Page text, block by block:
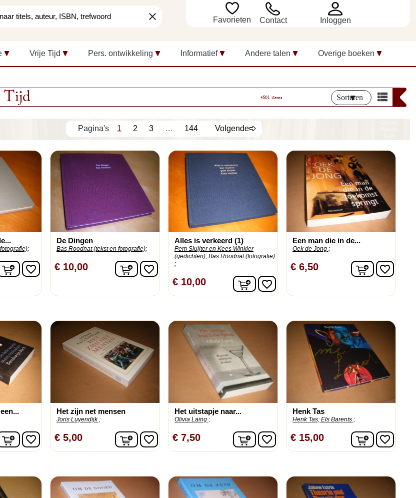
clear Favorieten Contact Inloggen
Vrije Tijd Pers. ontwikkeling Informatief Andere talen Overige boeken
Tijd 4601 items Sorteren
1 2 3 … 144 Volgende
In winkelwagen
favorite_border
De Dingen
Bas Roodnat (tekst en fotografie);
€ 10,00 In winkelwagen
favorite_border
Alles is verkeerd (1)
Pem Sluijter en Kees Winkler
(gedichten), Bas Roodnat (fotografie)
;
€ 10,00 In winkelwagen
favorite_border
Een man die in de...
Oek de Jong ;
€ 6,50 Infavorite_border
In winkelwagen
favorite_border
Het zijn net mensen
Joris Luyendijk ;
€ 5,00 In winkelwagen
favorite_border
Het uitstapje naar...
Olivia Laing ;
€ 7,50 In winkelwagen
favorite_border
Henk Tas
Henk Tas; Els Barents ;
€ 15,00 Infavorite_border